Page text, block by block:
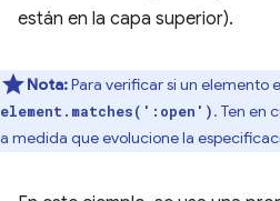
están en la capa superior).
Nota:Para verificar si un elemento
element.matches(':open'). Ten en
a medida que evolucione la